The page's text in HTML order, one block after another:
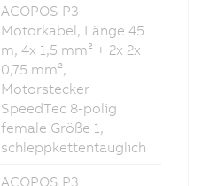
ACOPOS P3
Motorkabel, Länge 45
m, 4x 1,5 mm² + 2x 2x
0,75 mm²,
Motorstecker
SpeedTec 8-polig
female Größe 1,
schleppkettentauglich
ACOPOS P3